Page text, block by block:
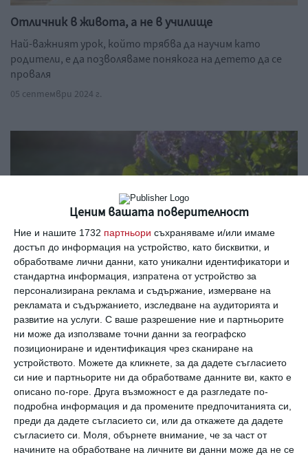
Ценим вашата поверителност
Ние и нашите 1732 партньори съхраняваме и/или имаме
достъп до информация на устройство, като бисквитки, и
обработваме лични данни, като уникални идентификатори и
стандартна информация, изпратена от устройство за
персонализирана реклама и съдържание, измерване на
рекламата и съдържанието, изследване на аудиторията и
развитие на услуги. С ваше разрешение ние и партньорите
ни може да използваме точни данни за географско
позициониране и идентификация чрез сканиране на
устройството. Можете да кликнете, за да дадете съгласието
си ние и партньорите ни да обработваме данните ви, както е
описано по-горе. Друга възможност е да разгледате по-
подробна информация и да промените предпочитанията си,
преди да дадете съгласието си, или да откажете да дадете
съгласието си.
Моля, обърнете внимание, че за част от
начините на обработване на личните ви данни може да не се
Отличник в живота, а не в училище
Най-важният урок, който трябва да научим като
родители, е да позволяваме понякога на детето да се
проваля
05 септември 2024 г.
Прави добро
23 май 2024 г.